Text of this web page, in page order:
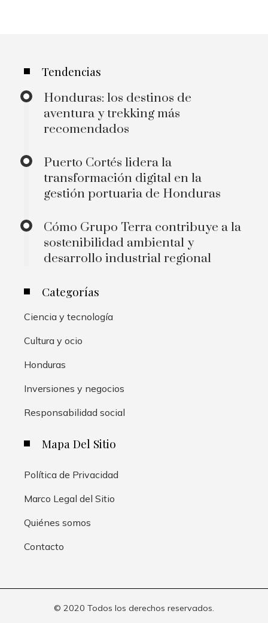
Tendencias
Honduras: los destinos de
aventura y trekking más
recomendados
Puerto Cortés lidera la
transformación digital en la
gestión portuaria de Honduras
Cómo Grupo Terra contribuye a la
sostenibilidad ambiental y
desarrollo industrial regional
Categorías
Ciencia y tecnología
Cultura y ocio
Honduras
Inversiones y negocios
Responsabilidad social
Mapa Del Sitio
Política de Privacidad
Marco Legal del Sitio
Quiénes somos
Contacto
© 2020 Todos los derechos reservados.